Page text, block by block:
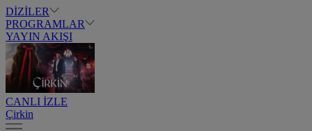
DİZİLER
PROGRAMLAR
YAYIN AKIŞI
CANLI İZLE
Çirkin